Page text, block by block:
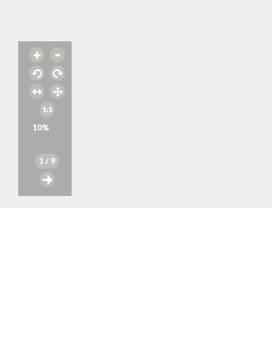
10%
1 / 9